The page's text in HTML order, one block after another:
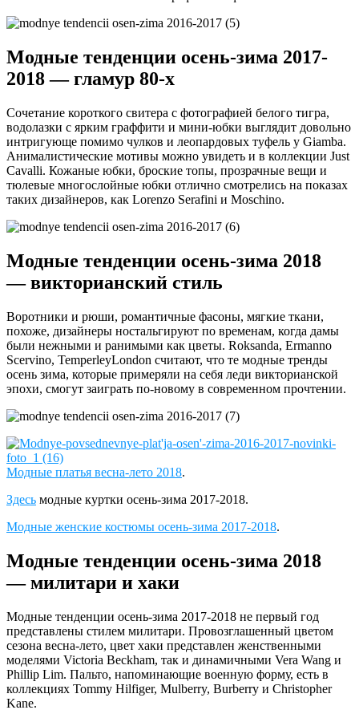
Модные тенденции осень-зима 2017-
2018 — гламур 80-х
Сочетание короткого свитера с фотографией белого тигра,
водолазки с ярким граффити и мини-юбки выглядит довольно
интригующе помимо чулков и леопардовых туфель у Giamba.
Анималистические мотивы можно увидеть и в коллекции Just
Cavalli. Кожаные юбки, броские топы, прозрачные вещи и
тюлевые многослойные юбки отлично смотрелись на показах
таких дизайнеров, как Lorenzo Serafini и Moschino.
Модные тенденции осень-зима 2018
— викторианский стиль
Воротники и рюши, романтичные фасоны, мягкие ткани,
похоже, дизайнеры ностальгируют по временам, когда дамы
были нежными и ранимыми как цветы. Roksanda, Ermanno
Scervino, TemperleyLondon считают, что те модные тренды
осень зима, которые примеряли на себя леди викторианской
эпохи, смогут заиграть по-новому в современном прочтении.
Модные платья весна-лето 2018.
Здесь модные куртки осень-зима 2017-2018.
Модные женские костюмы осень-зима 2017-2018.
Модные тенденции осень-зима 2018
— милитари и хаки
Модные тенденции осень-зима 2017-2018 не первый год
представлены стилем милитари. Провозглашенный цветом
сезона весна-лето, цвет хаки представлен женственными
моделями Victoria Beckham, так и динамичными Vera Wang и
Phillip Lim. Пальто, напоминающие военную форму, есть в
коллекциях Tommy Hilfiger, Mulberry, Burberry и Christopher
Kane.